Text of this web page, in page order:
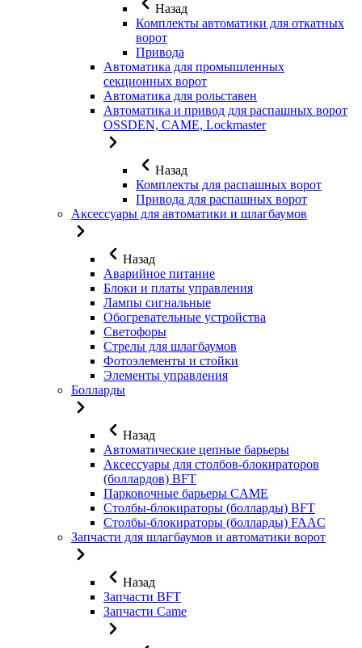
Назад
Комплекты автоматики для откатных
ворот
Привода
Автоматика для промышленных
секционных ворот
Автоматика для рольставен
Автоматика и привод для распашных ворот
OSSDEN, CAME, Lockmaster
Назад
Комплекты для распашных ворот
Привода для распашных ворот
Аксессуары для автоматики и шлагбаумов
Назад
Аварийное питание
Блоки и платы управления
Лампы сигнальные
Обогревательные устройства
Светофоры
Стрелы для шлагбаумов
Фотоэлементы и стойки
Элементы управления
Болларды
Назад
Автоматические цепные барьеры
Аксессуары для столбов-блокираторов
(боллардов) BFT
Парковочные барьеры CAME
Столбы-блокираторы (болларды) BFT
Столбы-блокираторы (болларды) FAAC
Запчасти для шлагбаумов и автоматики ворот
Назад
Запчасти BFT
Запчасти Came